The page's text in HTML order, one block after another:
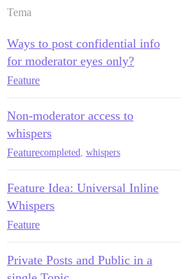
Tema
Ways to post confidential info
for moderator eyes only?
Feature
Non-moderator access to
whispers
Featurecompleted, whispers
Feature Idea: Universal Inline
Whispers
Feature
Private Posts and Public in a